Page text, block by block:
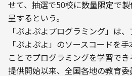
せて、抽選で50校に数量限定で
呈するという。
「ぷよぷよプログラミング」は
「ぷよぷよ」のソースコードを
ことでプログラミングを学習で
提供開始以来、全国各地の教育